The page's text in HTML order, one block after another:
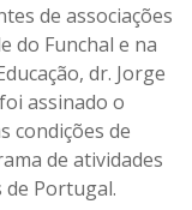
de associações
do Funchal e na
dr. Jorge
assinado o
condições de
de atividades
de Portugal.